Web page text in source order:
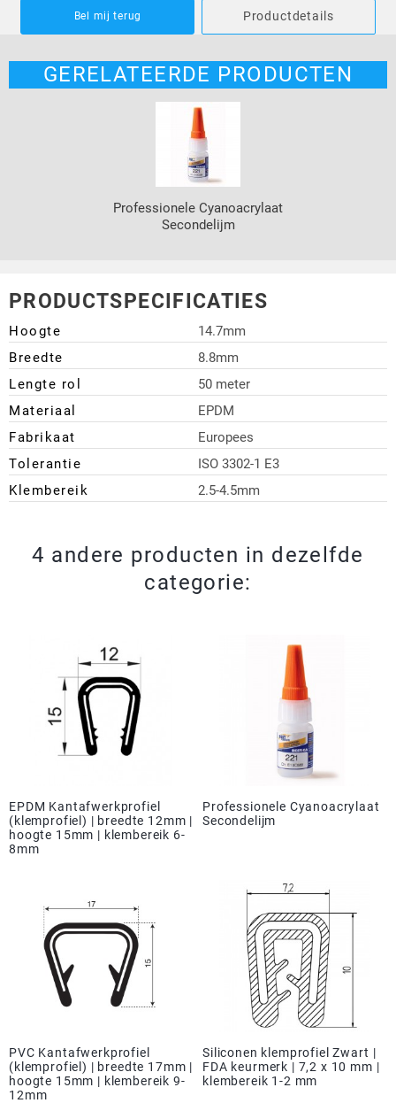
Bel mij terug Productdetails
GERELATEERDE PRODUCTEN
Professionele Cyanoacrylaat
Secondelijm
PRODUCTSPECIFICATIES
Hoogte
14.7mm
Breedte
8.8mm
Lengte rol
50 meter
Materiaal
EPDM
Fabrikaat
Europees
Tolerantie
ISO 3302-1 E3
Klembereik
2.5-4.5mm
4 andere producten in dezelfde
categorie:
EPDM Kantafwerkprofiel
(klemprofiel) | breedte 12mm |
hoogte 15mm | klembereik 6-
8mm
Professionele Cyanoacrylaat
Secondelijm
PVC Kantafwerkprofiel
(klemprofiel) | breedte 17mm |
hoogte 15mm | klembereik 9-
12mm
Siliconen klemprofiel Zwart |
FDA keurmerk | 7,2 x 10 mm |
klembereik 1-2 mm